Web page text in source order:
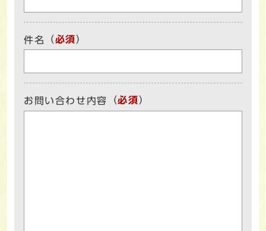
件名 （必須）
お問い合わせ内容 （必須）